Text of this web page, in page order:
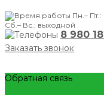
Пн.–
Сб.– Вс.: выходной
8 980
Заказать звонок
Обратная связь